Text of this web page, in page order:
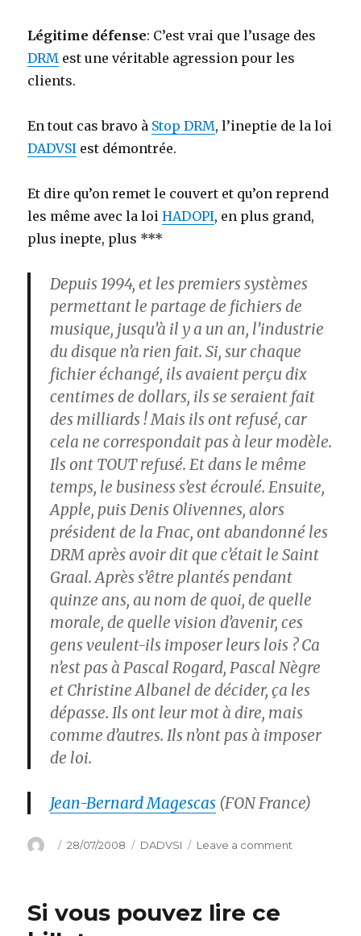
Légitime défense: C’est vrai que l’usage des
DRM est une véritable agression pour les
clients.
En tout cas bravo à Stop DRM, l’ineptie de la loi
DADVSI est démontrée.
Et dire qu’on remet le couvert et qu’on reprend
les même avec la loiHADOPI, en plus grand,
plus inepte, plus ***
Depuis 1994, et les premiers systèmes
permettant le partage de fichiers de
musique, jusqu’à il y a un an, l’industrie
du disque n’a rien fait. Si, sur chaque
fichier échangé, ils avaient perçu dix
centimes de dollars, ils se seraient fait
des milliards ! Mais ils ont refusé, car
cela ne correspondait pas à leur modèle.
Ils ont TOUT refusé. Et dans le même
temps, le business s’est écroulé. Ensuite,
Apple, puis Denis Olivennes, alors
président de la Fnac, ont abandonné les
DRM après avoir dit que c’était le Saint
Graal. Après s’être plantés pendant
quinze ans, au nom de quoi, de quelle
morale, de quelle vision d’avenir, ces
gens veulent-ils imposer leurs lois ? Ca
n’est pas à Pascal Rogard, Pascal Nègre
et Christine Albanel de décider, ça les
dépasse. Ils ont leur mot à dire, mais
comme d’autres. Ils n’ont pas à imposer
de loi.
Jean-Bernard Magescas (FON France)
Author
Posted
28/07/2008 Categories
DADVSI Leave a comment
Si vous pouvez lire ce